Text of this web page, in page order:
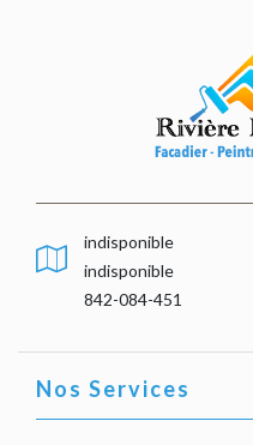
indisponible
indisponible
842-084-451
Nos Services